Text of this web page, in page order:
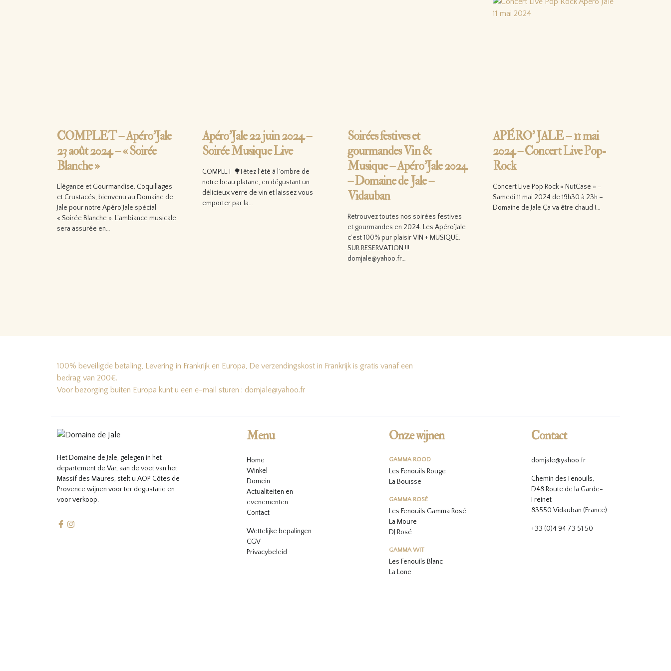
COMPLET – Apéro’Jale
23 août 2024 – « Soirée
Blanche »
Elégance et Gourmandise, Coquillages
et Crustacés, bienvenu au Domaine de
Jale pour notre Apéro’Jale spécial
« Soirée Blanche ». L’ambiance musicale
sera assurée en…
Apéro’Jale 22 juin 2024 –
Soirée Musique Live
COMPLET 🌳Fêtez l’été à l’ombre de
notre beau platane, en dégustant un
délicieux verre de vin et laissez vous
emporter par la…
Soirées festives et
gourmandes Vin &
Musique – Apéro’Jale 2024
– Domaine de Jale –
Vidauban
Retrouvez toutes nos soirées festives
et gourmandes en 2024. Les Apéro’Jale
c’est 100% pur plaisir VIN + MUSIQUE.
SUR RESERVATION !!!
domjale@yahoo.fr…
APÉRO’ JALE – 11 mai
2024 – Concert Live Pop-
Rock
Concert Live Pop Rock « NutCase » –
Samedi 11 mai 2024 de 19h30 à 23h –
Domaine de Jale Ça va être chaud !…
100% beveiligde betaling, Levering in Frankrijk en Europa, De verzendingskost in Frankrijk is gratis vanaf een
bedrag van 200€.
Voor bezorging buiten Europa kunt u een e-mail sturen : domjale@yahoo.fr
Het Domaine de Jale, gelegen in het
departement de Var, aan de voet van het
Massif des Maures, stelt u AOP Côtes de
Provence wijnen voor ter degustatie en
voor verkoop.
Menu
Home
Winkel
Domein
Actualiteiten en
evenementen
Contact
Wettelijke bepalingen
CGV
Privacybeleid
Onze wijnen
GAMMA ROOD
Les Fenouils Rouge
La Bouïsse
GAMMA ROSÉ
Les Fenouils Gamma Rosé
La Moure
DJ Rosé
GAMMA WIT
Les Fenouils Blanc
La Lone
Contact
domjale@yahoo.fr
Chemin des Fenouils,
D48 Route de la Garde-
Freinet
83550 Vidauban (France)
+33 (0)4 94 73 51 50